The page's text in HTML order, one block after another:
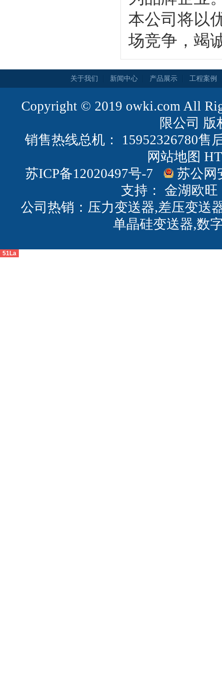
本公司将以
场竞争，竭
关于我们 新闻中心 产品展示 工程案例
Copyright © 2019 owki.com All
限公司 版
销售热线总机： 15952326780售
网站地图
苏ICP备12020497号-7
苏公网
支持： 金湖欧旺
公司热销：压力变送器,差压变送
单晶硅变送器,数
51La